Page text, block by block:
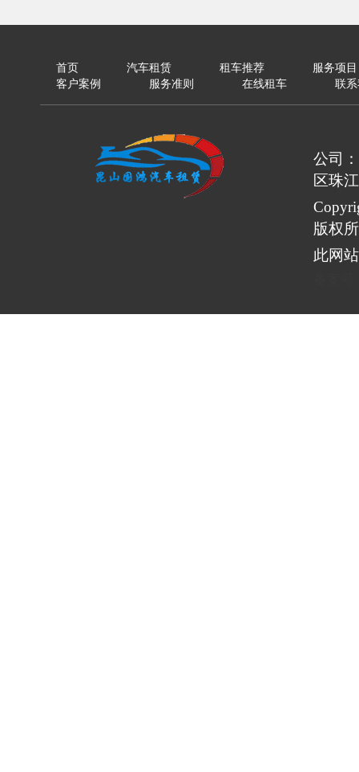
首页 汽车租赁 租车推荐
服务项目
客户案例
服务准则 在线租车 联
公司
区珠
版权
此网